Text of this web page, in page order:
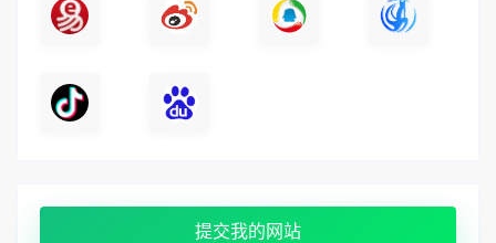
提交我的网站